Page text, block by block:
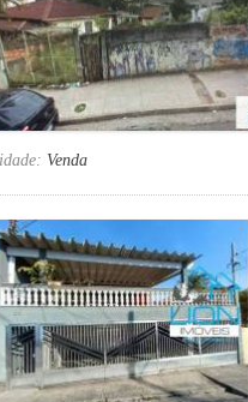
Venda